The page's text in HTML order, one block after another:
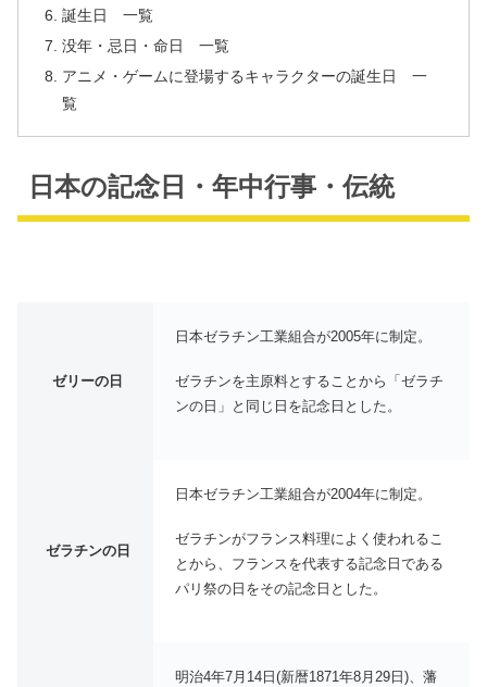
誕生日 一覧
没年・忌日・命日 一覧
アニメ・ゲームに登場するキャラクターの誕生日 一
覧
日本の記念日・年中行事・伝統
ゼリーの日
日本ゼラチン工業組合が2005年に制定。
ゼラチンを主原料とすることから「ゼラチ
ンの日」と同じ日を記念日とした。
ゼラチンの日
日本ゼラチン工業組合が2004年に制定。
ゼラチンがフランス料理によく使われるこ
とから、フランスを代表する記念日である
パリ祭の日をその記念日とした。
明治4年7月14日(新暦1871年8月29日)、藩